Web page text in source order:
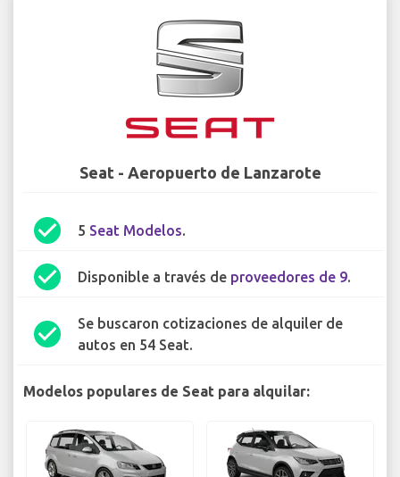
Seat - Aeropuerto de Lanzarote
check_circle 5 Seat Modelos.
check_circle Disponible a través de proveedores de 9.
check_circle
Se buscaron cotizaciones de alquiler de
autos en 54 Seat.
Modelos populares de Seat para alquilar: